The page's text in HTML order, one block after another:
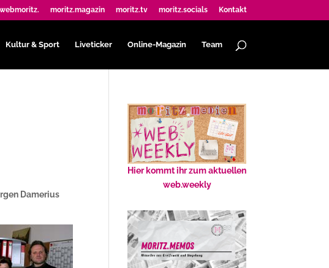
webmoritz. moritz.magazin moritz.tv moritz.socials Kontakt
Kultur & Sport Liveticker Online-Magazin Team
Damerius
Hier kommt ihr zum aktuellen
web.weekly